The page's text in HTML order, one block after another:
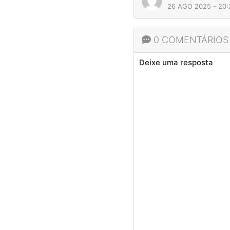
26 AGO 2025 -
0 COMENTÁRIOS
Deixe uma resposta